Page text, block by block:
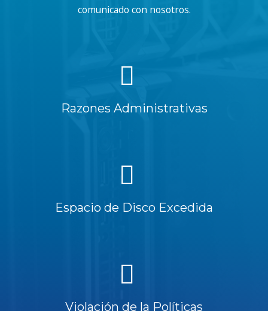
comunicado con nosotros.
Razones Administrativas
Espacio de Disco Excedida
Violación de la Políticas